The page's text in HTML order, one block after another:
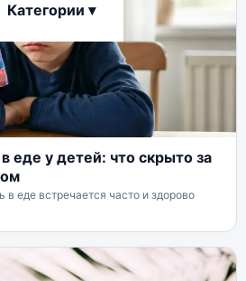
Категории ▾
еде у детей: что скрыто за
в еде встречается часто и здорово